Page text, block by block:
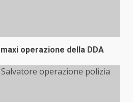
operazione della DDA